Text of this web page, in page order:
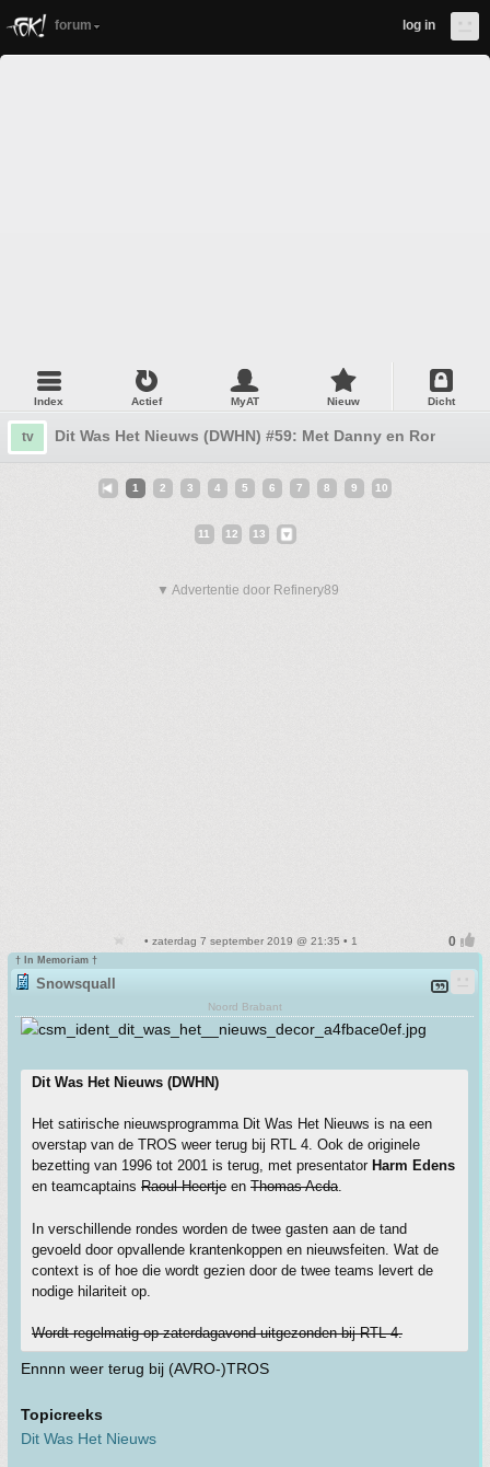
forum log in
Index Actief MyAT Nieuw Dicht
tv Dit Was Het Nieuws (DWHN) #59: Met Danny en Ronald
1 2 3 4 5 6 7 8 9 10
11 12 13
▼ Advertentie door Refinery89
• zaterdag 7 september 2019 @ 21:35 • 1
† In Memoriam †
Snowsquall
Noord Brabant
Dit Was Het Nieuws (DWHN)
Het satirische nieuwsprogramma Dit Was Het Nieuws is na een
overstap van de TROS weer terug bij RTL 4. Ook de originele
bezetting van 1996 tot 2001 is terug, met presentator Harm Edens
en teamcaptains Raoul Heertje en Thomas Acda.
In verschillende rondes worden de twee gasten aan de tand
gevoeld door opvallende krantenkoppen en nieuwsfeiten. Wat de
context is of hoe die wordt gezien door de twee teams levert de
nodige hilariteit op.
Wordt regelmatig op zaterdagavond uitgezonden bij RTL 4.
Ennnn weer terug bij (AVRO-)TROS
Topicreeks
Dit Was Het Nieuws